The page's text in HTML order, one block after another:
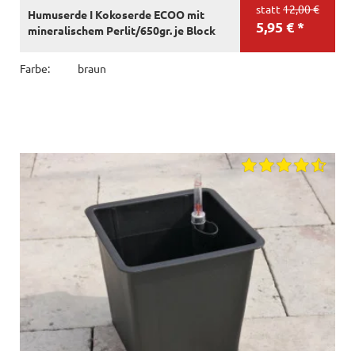
statt 12,00 €
5,95 € *
Humuserde I Kokoserde ECOO mit
mineralischem Perlit/650gr. je Block
Farbe: braun